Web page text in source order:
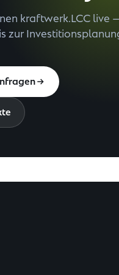
kraftwerk.LCC live
zur